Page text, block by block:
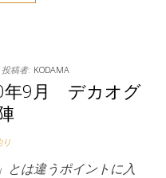
投稿者: KODAMA
年9月 デカオグ
り
とは違うポイントに入